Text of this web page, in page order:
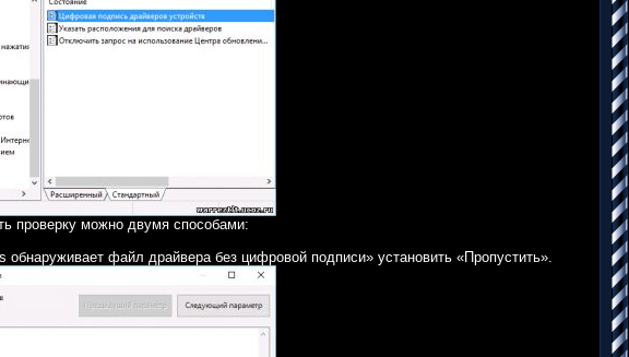
проверку можно двумя способами:
файл драйвера без цифровой подписи» установить «Пропустить».